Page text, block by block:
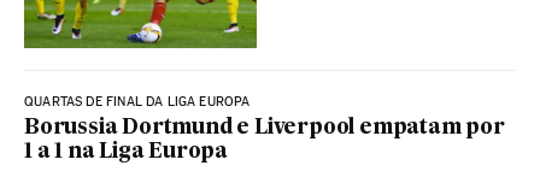
QUARTAS DE FINAL DA LIGA EUROPA
Borussia Dortmund e Liverpool empatam por
1 a 1 na Liga Europa